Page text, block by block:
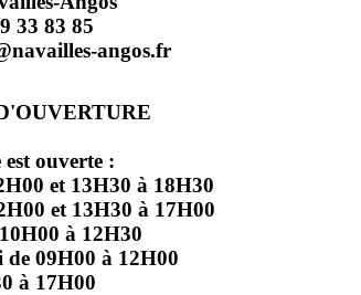
33 83 85
angos.fr
ouverte :
et 13H30 à 18H30
et 13H30 à 17H00
à 12H30
de 09H00 à 12H00
à 17H00